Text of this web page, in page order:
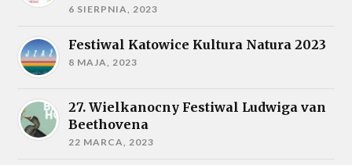
6 SIERPNIA, 2023
Festiwal Katowice Kultura Natura 2023
8 MAJA, 2023
27. Wielkanocny Festiwal Ludwiga van
Beethovena
22 MARCA, 2023